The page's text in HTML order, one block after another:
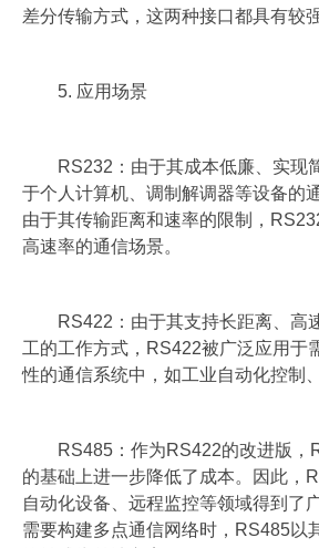
差分传输方式，这两种接口都具有较
5. 应用场景
RS232：由于其成本低廉、实现
于个人计算机、调制解调器等设备的
由于其传输距离和速率的限制，
高速率的通信场景。
RS422：由于其支持长距离、高
工的工作方式，RS422被广泛应用于
性的通信系统中，如工业自动化控制
RS485：作为RS422的改进版，
的基础上进一步降低了成本。因此，
自动化设备、远程监控等领域得到了
需要构建多点通信网络时，RS485以